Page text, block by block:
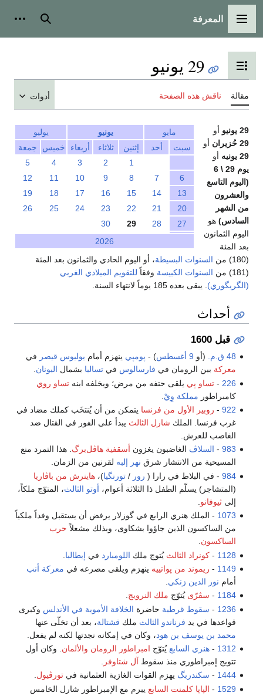
القائمة الرئيسية
المعرفة بحث
تبديل عرض جدول المحتويات
29 يونيو
مقالة ناقش هذه الصفحة أدوات
مايو يونيو
يوليو
سبت
أحد إثنين ثلاثاء أربعاء خميس
جمعة
1
2
3
4
5
6
7
8
9
10
11
12
13
14
15
16
17
18
19
20
21
22
23
24
25
26
27
28
29
30
2026
29 يونيو
أو
29 حُزيران
أو
29 يونيه
أو
يوم 29 \ 6
(اليوم التاسع
والعشرون
من الشهر
السادس) هو
اليوم الثمانون
بعد المئة
(180) من
السنوات البسيطة، أو اليوم الحادي والثمانون بعد المئة
(181) من
السنوات الكبيسة وفقاً للتقويم الميلادي الغربي
(الگريگوري) . يبقى بعده 185 يوماً لانتهاء السنة.
أحداث
قبل 1600
48 ق.م. (أو 9 أغسطس ) - پومپي ينهزم أمام يوليوس قيصر في
معركة بين الرومان في فارسالوس فيتساليا بشمال اليونان
226
-تساو پي يلقى حتفه من مرض؛ ويخلفه ابنهتساو روي
كامبراطور مملكة وِيْ
922
- روبير الأول من فرنسا يتمكن من أن يُنتخَب كملك مضاد في
غرب فرنسا. الملك شارل الثالث يبدأ على الفور في القتال ضد
الغاصب للعرش.
983
- السلاڤ الغاضبون يغزون أسقفية هاڤل‌برگ. هذا التمرد منع
المسيحية من الانتشار شرق نهر إلبه لقرنين من الزمان.
984 - في البلاط في رارا ( رور /تورنگيا)،هاينرش من باڤاريا
(المتشاجر) يسلّم الطفل ذا الثلاثة أعوام، أوتو الثالث، المتوّج ملكاً،
إلىثيوفانو
1073 - الملك هنري الرابع في گوزلار يرفض أن يستقبل وفداً ملكياً
من الساكسون الذين جاؤوا بشكاوى، وبذلك مشعلاً حرب
الساكسون
1128
-كونراد الثالث يُتوج ملك اللومبارد في إيطاليا
1149
- ريموند من پواتييه ينهزم ويلقى مصرعه في معركة أنب
أمام نور الدين زنكي
1184
- سڤرّى يُتوّج ملك النرويج.
1236
- سقوط قرطبة حاضرة الخلافة الأموية في الأندلس وكبرى
قواعدها في يد فرناندو الثالث ملك قشتالة، بعد أن تخلّى عنها
محمد بن يوسف بن هود، وكان في إمكانه نجدتها لكنه لم يفعل.
1312
-هنري السابع يُتوّج امبراطور الرومان والألمان . وكان أول
تتويج إمبراطوري منذ سقوط آل شتاوفر
1444
- سكندربگ يهزم القوات الغازية العثمانية فيتورڤيول.
1529
- الپاپا كلمنت السابع يبرم مع الإمبراطور شارل الخامس